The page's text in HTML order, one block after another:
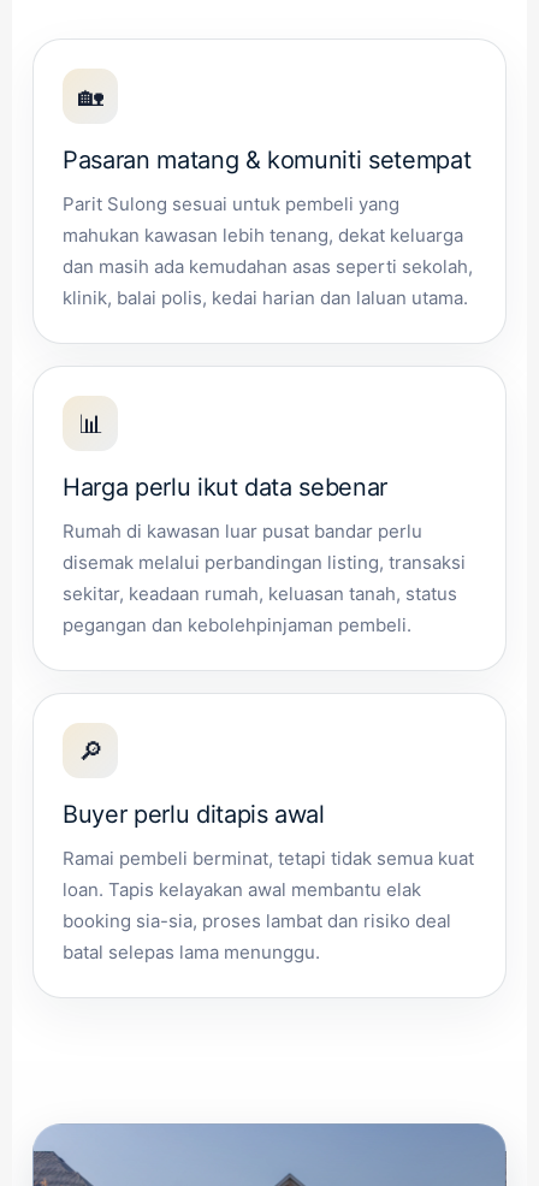
🏡
Pasaran matang & komuniti setempat
Parit Sulong sesuai untuk pembeli yang
mahukan kawasan lebih tenang, dekat keluarga
dan masih ada kemudahan asas seperti sekolah,
klinik, balai polis, kedai harian dan laluan utama.
📊
Harga perlu ikut data sebenar
Rumah di kawasan luar pusat bandar perlu
disemak melalui perbandingan listing, transaksi
sekitar, keadaan rumah, keluasan tanah, status
pegangan dan kebolehpinjaman pembeli.
🔎
Buyer perlu ditapis awal
Ramai pembeli berminat, tetapi tidak semua kuat
loan. Tapis kelayakan awal membantu elak
booking sia-sia, proses lambat dan risiko deal
batal selepas lama menunggu.